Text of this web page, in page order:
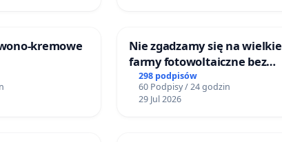
kremowe
Nie zgadzamy się na wielkie
farmy fotowoltaiczne bez
rzetelnych analiz i akceptacji
mieszkańców
298 podpisów
60 Podpisy / 24 godzin
29 Jul 2026